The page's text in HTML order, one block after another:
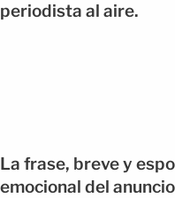
periodista al aire.
La frase, breve y
emocional del